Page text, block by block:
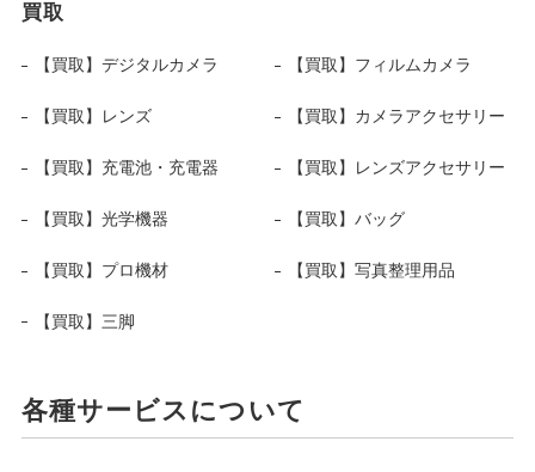
買取
【買取】デジタルカメラ 【買取】フィルムカメラ
【買取】レンズ 【買取】カメラアクセサリー
【買取】充電池・充電器 【買取】レンズアクセサリー
【買取】光学機器 【買取】バッグ
【買取】プロ機材 【買取】写真整理用品
【買取】三脚
各種サービスについて